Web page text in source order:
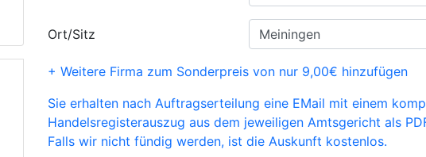
Ort/Sitz
+ Weitere Firma zum Sonderpreis von nur 9,00€ hinzufügen
Sie erhalten nach Auftragserteilung eine EMail mit einem
Handelsregisterauszug aus dem jeweiligen Amtsgericht als
Falls wir nicht fündig werden, ist die Auskunft kostenlos.